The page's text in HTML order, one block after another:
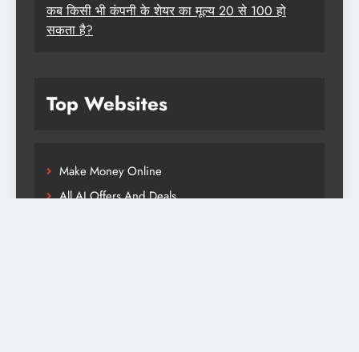
कब किसी भी कंपनी के शेयर का मूल्य 20 से 100 हो
सकता है?
Top Websites
Make Money Online
All AI Offers And Deals